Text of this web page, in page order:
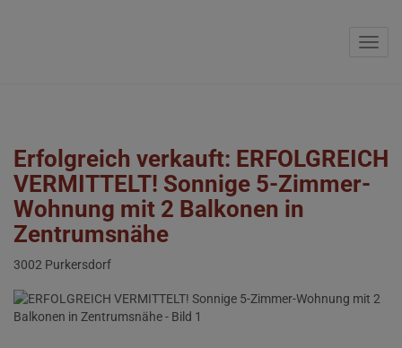
Erfolgreich verkauft: ERFOLGREICH
VERMITTELT! Sonnige 5-Zimmer-
Wohnung mit 2 Balkonen in
Zentrumsnähe
3002 Purkersdorf